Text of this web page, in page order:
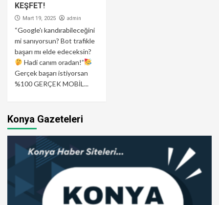
KEŞFET!
Mart 19, 2025 admin
“Google'ı kandırabileceğini
mi sanıyorsun? Bot trafikle
başarı mı elde edeceksin?
Hadi canım oradan!”
Gerçek başarı istiyorsan
%100 GERÇEK MOBİL...
Konya Gazeteleri